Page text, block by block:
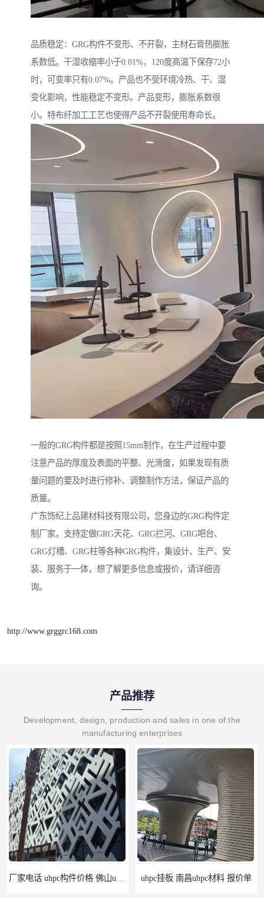
品质稳定：GRG构件不变形、不开裂，主材石膏热膨胀
系数低。干湿收缩率小于0.01%，120度高温下保存72小
时，可变率只有0.07%。产品也不受环境冷热、干、湿
变化影响，性能稳定不变形。产品变形，膨胀系数很
小。特布纤加工工艺也使得产品不开裂使用寿命长。
一般的GRG构件都是按照15mm制作，在生产过程中要
注意产品的厚度及表面的平整、光滑度，如果发现有质
量问题的要及时进行修补、调整制作方法，保证产品的
质量。
广东饰纪上品建材科技有限公司，您身边的GRG构件定
制厂家，支持定做GRG天花、GRG拦河、GRG吧台、
GRG灯槽、GRG柱等各种GRG构件，集设计、生产、安
装、服务于一体，想了解更多信息或报价，请详细咨
询。
http://www.grggrc168.com
产品推荐
Development, design, production and sales in one of the
manufacturing enterprises
uhpc挂板 南昌uhpc材料 报价单